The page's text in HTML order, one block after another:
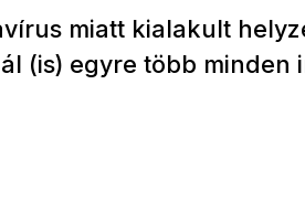
miatt kialakult
(is) egyre több minden